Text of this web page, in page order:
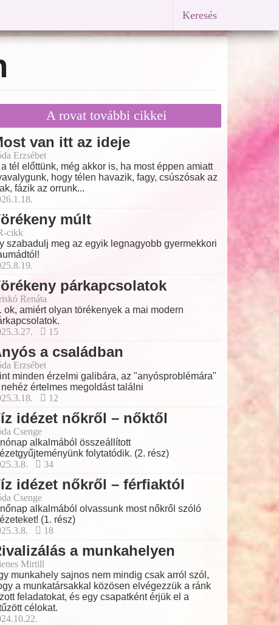
Keresés
A rovat további cikkei
van itt az ideje
Erzsébet
a tél előttünk, még akkor is, ha most éppen amiatt
hogy télen havazik, fagy, csúszósak az
fázik az orrunk...
múlt
cikk
szabadulj meg az egyik legnagyobb gyermekkori
párkapcsolatok
Renáta
ok, amiért olyan törékenyek a mai modern
15
a családban
Erzsébet
minden érzelmi galibára, az "anyósproblémára"
nehéz értelmes megoldást találni
12
idézet nőkről – nőktől
Csenge
alkalmából összeállított
folytatódik. (2. rész)
34
idézet nőkről – férfiaktól
Csenge
alkalmából olvassunk most nőkről szóló
(1. rész)
18
a munkahelyen
Mirtill
munkahely sajnos nem mindig csak arról szól,
a munkatársakkal közösen elvégezzük a ránk
feladatokat, és egy csapatként érjük el a
célokat.